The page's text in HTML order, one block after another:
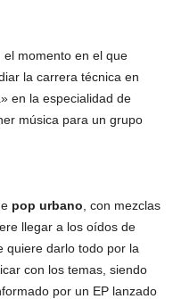
el momento en el que
la carrera técnica en
en la especialidad de
música para un grupo
pop urbano, con mezclas
llegar a los oídos de
quiere darlo todo por la
con los temas, siendo
por un EP lanzado